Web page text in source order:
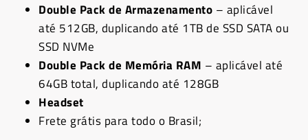
Double Pack de Armazenamento – aplicável
até 512GB, duplicando até 1TB de SSD SATA ou
SSD NVMe
Double Pack de Memória RAM – aplicável até
64GB total, duplicando até 128GB
Headset
Frete grátis para todo o Brasil;